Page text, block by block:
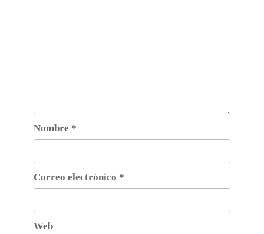
Nombre *
Correo electrónico *
Web